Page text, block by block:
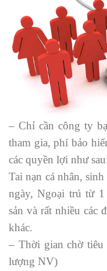
– Chỉ cần công ty
tham gia, phí bảo
các quyền lợi như
Tai nạn cá nhân,
ngày, Ngoại trú từ
sản và rất nhiều các
khác.
– Thời gian chờ tiêu
lượng NV)